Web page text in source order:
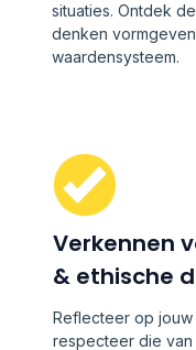
situaties. Ontdek
denken
waardensysteem.
Verkennen
& ethische
Reflecteer op jouw
respecteer die